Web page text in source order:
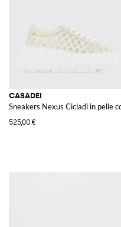
CASADEI
Sneakers Nexus Cicladi in pelle
525,00 €